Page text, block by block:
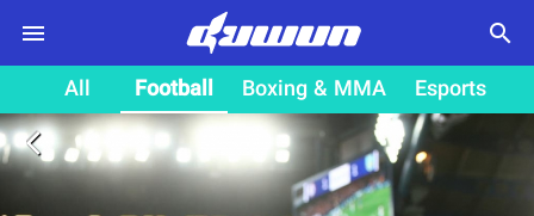
search
All Football Boxing & MMA Esports
arrow_back_ios